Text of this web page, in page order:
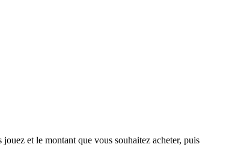
et le montant que vous souhaitez acheter, puis